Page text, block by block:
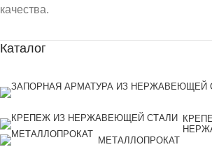
качества.
Каталог
МЕТАЛЛОПРОКАТ